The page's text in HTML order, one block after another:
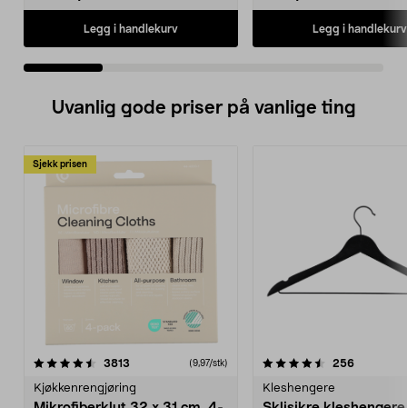
Legg i handlekurv Legg i handlekurv
Uvanlig gode priser på vanlige ting
Sjekk prisen
3813 anmeldelser(9,97/stk)
Kjøkkenrengjøring
4.5av 5 stjerner 256
Kleshengere
4.5av 5 stjerner